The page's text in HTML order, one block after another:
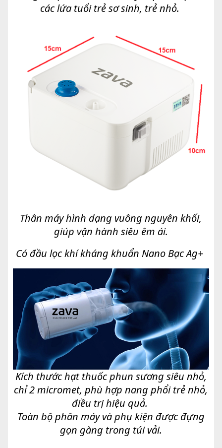
các lứa tuổi trẻ sơ sinh, trẻ nhỏ.
Thân máy hình dạng vuông nguyên khối,
giúp vận hành siêu êm ái.
Có đầu lọc khí kháng khuẩn Nano Bạc Ag+
Kích thước hạt thuốc phun sương siêu nhỏ,
chỉ 2 micromet, phù hợp nang phổi trẻ nhỏ,
điều trị hiệu quả.
Toàn bộ phân máy và phụ kiện được đựng
gọn gàng trong túi vải.